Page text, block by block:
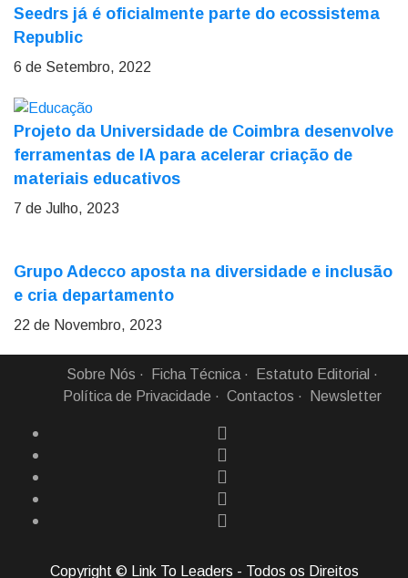
Seedrs já é oficialmente parte do ecossistema
Republic
6 de Setembro, 2022
Projeto da Universidade de Coimbra desenvolve
ferramentas de IA para acelerar criação de
materiais educativos
7 de Julho, 2023
Grupo Adecco aposta na diversidade e inclusão
e cria departamento
22 de Novembro, 2023
Sobre Nós Ficha Técnica
Estatuto Editorial
Política de Privacidade
Contactos Newsletter
Copyright © Link To Leaders - Todos os Direitos